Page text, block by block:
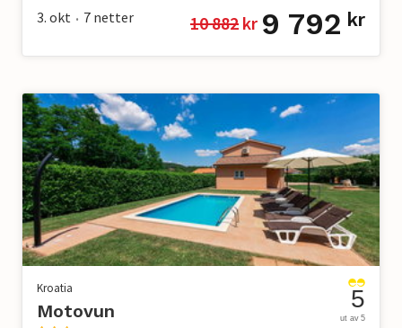
3. okt • 7 netter 10 882 kr 9 792 kr
Kroatia
Motovun 5
ut av 5